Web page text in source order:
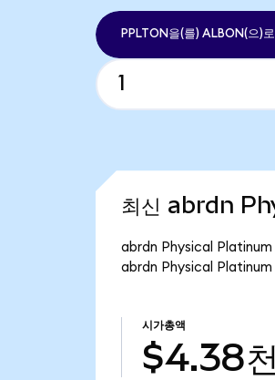
PPLTON을(를) ALBON(으)
최신 abrdn
abrdn Physical Platinum
abrdn Physical
시가총액
$4.38천